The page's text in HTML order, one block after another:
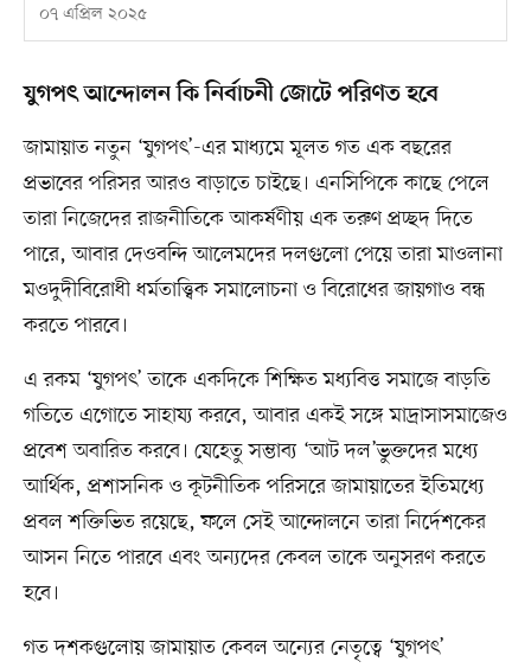
০৭ এপ্রিল ২০২৫
যুগপৎ আন্দোলন কি নির্বাচনী জোটে পরিণত হবে
জামায়াত নতুন ‘যুগপৎ’-এর মাধ্যমে মূলত গত এক বছরের
প্রভাবের পরিসর আরও বাড়াতে চাইছে। এনসিপিকে কাছে পেলে
তারা নিজেদের রাজনীতিকে আকর্ষণীয় এক তরুণ প্রচ্ছদ দিতে
পারে, আবার দেওবন্দি আলেমদের দলগুলো পেয়ে তারা মাওলানা
মওদুদীবিরোধী ধর্মতাত্ত্বিক সমালোচনা ও বিরোধের জায়গাও বন্ধ
করতে পারবে।
এ রকম ‘যুগপৎ’ তাকে একদিকে শিক্ষিত মধ্যবিত্ত সমাজে বাড়তি
গতিতে এগোতে সাহায্য করবে, আবার একই সঙ্গে মাদ্রাসাসমাজেও
প্রবেশ অবারিত করবে। যেহেতু সম্ভাব্য ‘আট দল’ভুক্তদের মধ্যে
আর্থিক, প্রশাসনিক ও কূটনীতিক পরিসরে জামায়াতের ইতিমধ্যে
প্রবল শক্তিভিত রয়েছে, ফলে সেই আন্দোলনে তারা নির্দেশকের
আসন নিতে পারবে এবং অন্যদের কেবল তাকে অনুসরণ করতে
হবে।
গত দশকগুলোয় জামায়াত কেবল অন্যের নেতৃত্বে ‘যুগপৎ’